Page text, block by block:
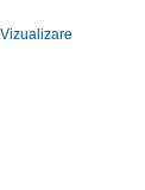
Vizualizare